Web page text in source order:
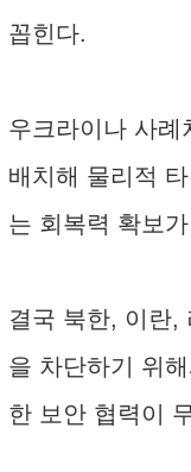
꼽힌다.
우크라이나 사례
배치해 물리적
는 회복력 확보
결국 북한, 이란,
을 차단하기 위
한 보안 협력이